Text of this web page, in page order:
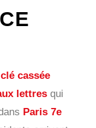
clé cassée
lettresqui
Paris 7e